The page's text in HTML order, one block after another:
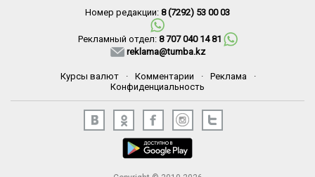
Номер редакции: 8 (7292) 53 00 03
Рекламный отдел: 8 707 040 14 81
reklama@tumba.kz
Курсы валют · Комментарии · Реклама
·
Конфиденциальность